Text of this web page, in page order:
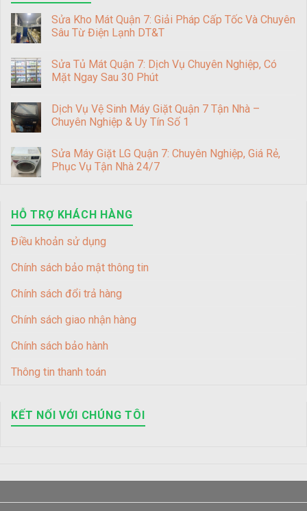
Sửa Kho Mát Quận 7: Giải Pháp Cấp Tốc Và Chuyên
Sâu Từ Điện Lạnh DT&T
Sửa Tủ Mát Quận 7: Dịch Vụ Chuyên Nghiệp, Có
Mặt Ngay Sau 30 Phút
Dịch Vụ Vệ Sinh Máy Giặt Quận 7 Tận Nhà –
Chuyên Nghiệp & Uy Tín Số 1
Sửa Máy Giặt LG Quận 7: Chuyên Nghiệp, Giá Rẻ,
Phục Vụ Tận Nhà 24/7
HỖ TRỢ KHÁCH HÀNG
Điều khoản sử dụng
Chính sách bảo mật thông tin
Chính sách đổi trả hàng
Chính sách giao nhận hàng
Chính sách bảo hành
Thông tin thanh toán
KẾT NỐI VỚI CHÚNG TÔI